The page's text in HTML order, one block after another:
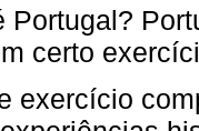
Portugal?
certo
exercício